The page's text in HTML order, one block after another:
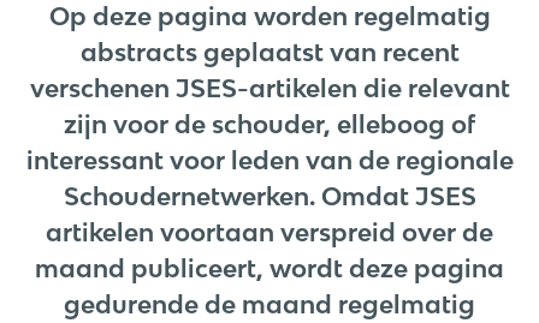
Op deze pagina worden regelmatig
abstracts geplaatst van recent
verschenen JSES-artikelen die relevant
zijn voor de schouder, elleboog of
interessant voor leden van de regionale
Schoudernetwerken. Omdat JSES
artikelen voortaan verspreid over de
maand publiceert, wordt deze pagina
gedurende de maand regelmatig